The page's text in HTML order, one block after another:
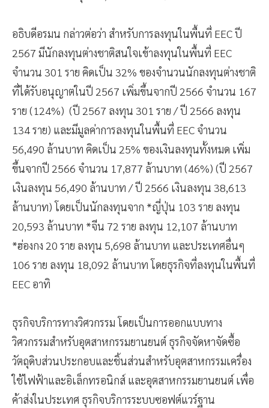
อธิบดีอรมน กล่าวต่อว่า สำหรับการลงทุนในพื้นที่ EEC ปี
2567 มีนักลงทุนต่างชาติสนใจเข้าลงทุนในพื้นที่ EEC
จำนวน 301 ราย คิดเป็น 32% ของจำนวนนักลงทุนต่างชาติ
ที่ได้รับอนุญาตในปี 2567 เพิ่มขึ้นจากปี 2566 จำนวน 167
ราย (124%) (ปี 2567 ลงทุน 301 ราย / ปี 2566 ลงทุน
134 ราย) และมีมูลค่าการลงทุนในพื้นที่ EEC จำนวน
56,490 ล้านบาท คิดเป็น 25% ของเงินลงทุนทั้งหมด เพิ่ม
ขึ้นจากปี 2566 จำนวน 17,877 ล้านบาท (46%) (ปี 2567
เงินลงทุน 56,490 ล้านบาท / ปี 2566 เงินลงทุน 38,613
ล้านบาท) โดยเป็นนักลงทุนจาก *ญี่ปุ่น 103 ราย ลงทุน
20,593 ล้านบาท *จีน 72 ราย ลงทุน 12,107 ล้านบาท
*ฮ่องกง 20 ราย ลงทุน 5,698 ล้านบาท และประเทศอื่นๆ
106 ราย ลงทุน 18,092 ล้านบาท โดยธุรกิจที่ลงทุนในพื้นที่
EEC อาทิ
ธุรกิจบริการทางวิศวกรรม โดยเป็นการออกแบบทาง
วิศวกรรมสำหรับอุตสาหกรรมยานยนต์ ธุรกิจจัดหาจัดซื้อ
วัตถุดิบส่วนประกอบและชิ้นส่วนสำหรับอุตสาหกรรมเครื่อง
ใช้ไฟฟ้าและอิเล็กทรอนิกส์ และอุตสาหกรรมยานยนต์ เพื่อ
ค้าส่งในประเทศ ธุรกิจบริการระบบซอฟต์แวร์ฐาน